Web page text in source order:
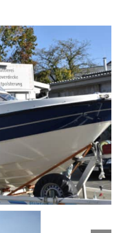
Partner
Kontakt
Journal